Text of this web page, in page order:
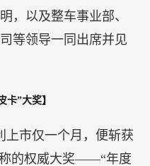
，以及整车事业部、
等领导一同出席并见
卡”大奖】
上市仅一个月，便斩获
称的权威大奖——“年度